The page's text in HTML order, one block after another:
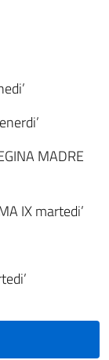
MADRE
IX martedi’